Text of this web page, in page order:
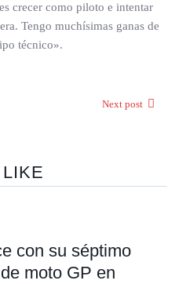
crecer como piloto e intentar
Tengo muchísimas ganas de
técnico».
Next post
con su séptimo
moto GP en